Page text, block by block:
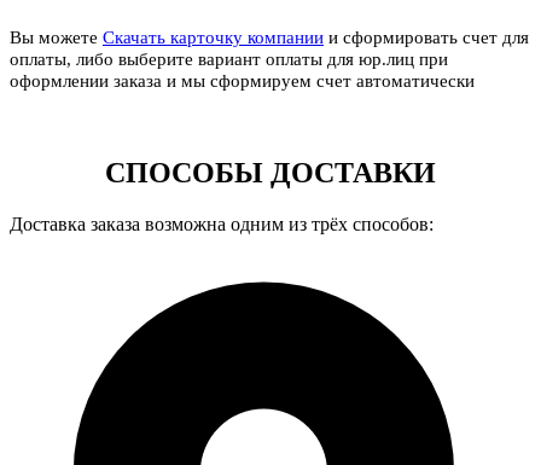
Вы можете Скачать карточку компании и сформировать счет для
оплаты, либо выберите вариант оплаты для юр.лиц при
оформлении заказа и мы сформируем счет автоматически
СПОСОБЫ ДОСТАВКИ
Доставка заказа возможна одним из трёх способов: